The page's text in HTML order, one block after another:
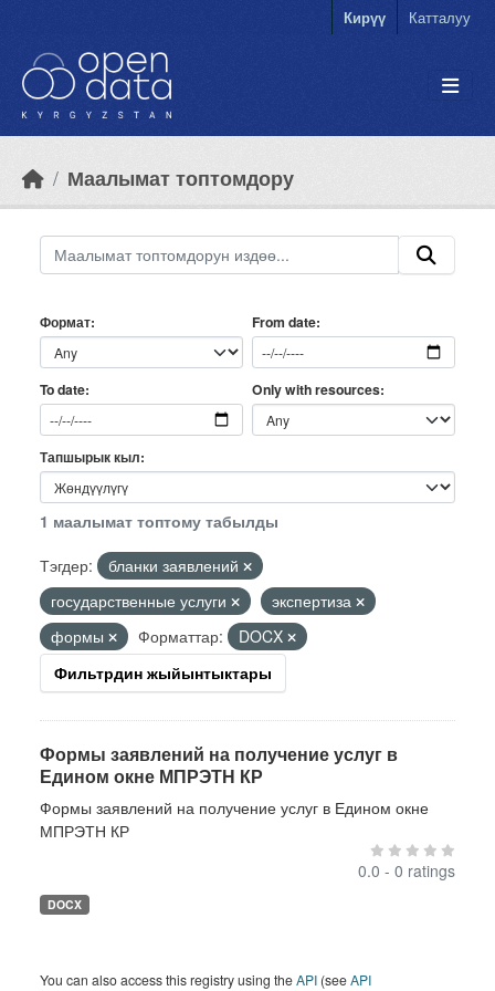
Кирүү Катталуу
Маалымат топтомдору
Формат From date
To date Only with resources
Тапшырык кыл
1 маалымат топтому табылды
Тэгдер:
бланки заявлений
государственные услуги
экспертиза
формы
Форматтар:
DOCX
Фильтрдин жыйынтыктары
Формы заявлений на получение услуг в
Едином окне МПРЭТН КР
Формы заявлений на получение услуг в Едином окне
МПРЭТН КР
0.0 - 0 ratings
DOCX
You can also access this registry using theAPI (seeAPI